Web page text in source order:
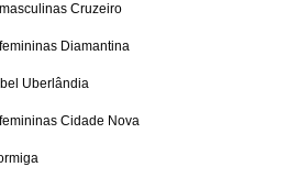
Cruzeiro
Diamantina
Uberlândia
Cidade Nova